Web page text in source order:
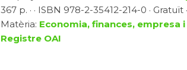
367 p. · · ISBN 978-2-35412-214-0 · Gratuït
Matèria: Economia, finances, empresa
Registre OAI